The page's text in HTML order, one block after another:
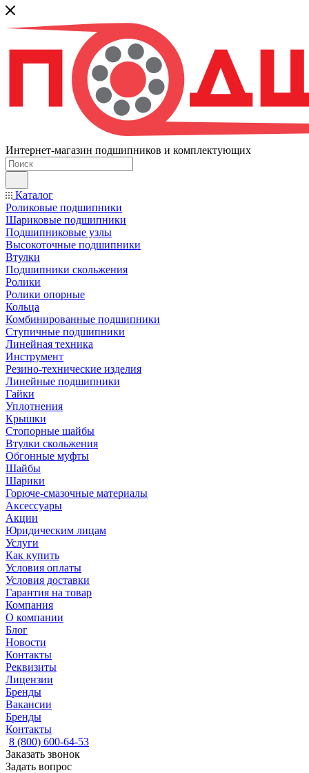
Интернет-магазин подшипников и комплектующих
Каталог
Роликовые подшипники
Шариковые подшипники
Подшипниковые узлы
Высокоточные подшипники
Втулки
Подшипники скольжения
Ролики
Ролики опорные
Кольца
Комбинированные подшипники
Ступичные подшипники
Линейная техника
Инструмент
Резино-технические изделия
Линейные подшипники
Гайки
Уплотнения
Крышки
Стопорные шайбы
Втулки скольжения
Обгонные муфты
Шайбы
Шарики
Горюче-смазочные материалы
Аксессуары
Акции
Юридическим лицам
Услуги
Как купить
Условия оплаты
Условия доставки
Гарантия на товар
Компания
О компании
Блог
Новости
Контакты
Реквизиты
Лицензии
Бренды
Вакансии
Бренды
Контакты
8 (800) 600-64-53
Заказать звонок
Задать вопрос